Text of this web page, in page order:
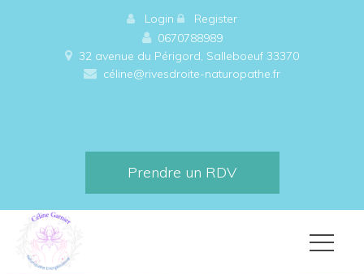
Login
Register
0670788989
32 avenue du Périgord, Salleboeuf 33370
céline@rivesdroite-naturopathe.fr
Prendre un RDV